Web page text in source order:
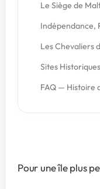
Le Siège de
Indépendance,
Les Chevaliers
Sites
FAQ — Histoire
Pour une île plus